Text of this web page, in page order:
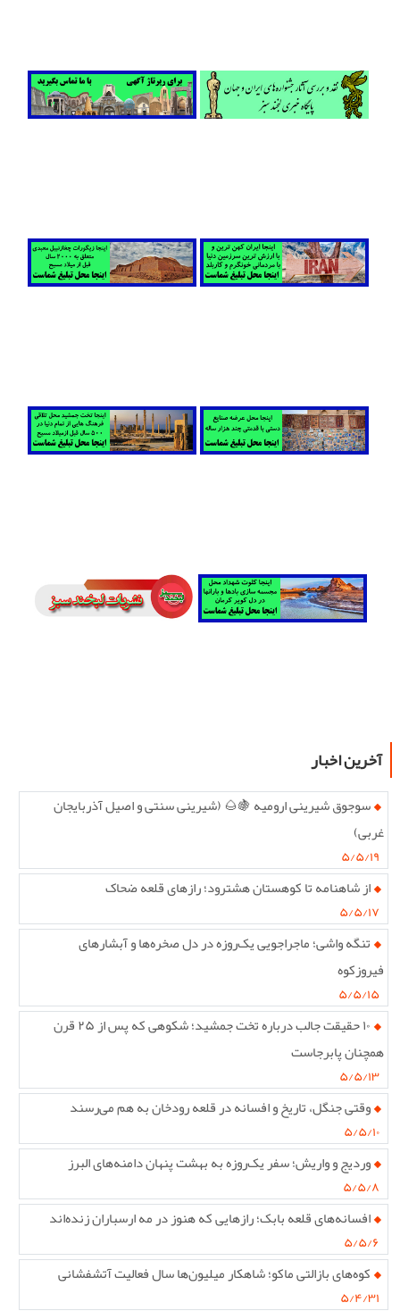
آخرین اخبار
سوجوق شیرینی ارومیه 🍇🌰 (شیرینی سنتی و اصیل آذربایجان
غربی)
۵/۵/۱۹
از شاهنامه تا کوهستان هشترود؛ رازهای قلعه ضحاک
۵/۵/۱۷
تنگه واشی؛ ماجراجویی یک‌روزه در دل صخره‌ها و آبشارهای
فیروزکوه
۵/۵/۱۵
۱۰ حقیقت جالب درباره تخت جمشید؛ شکوهی که پس از ۲۵ قرن
همچنان پابرجاست
۵/۵/۱۳
وقتی جنگل، تاریخ و افسانه در قلعه رودخان به هم می‌رسند
۵/۵/۱۰
وردیج و واریش؛ سفر یک‌روزه به بهشت پنهان دامنه‌های البرز
۵/۵/۸
افسانه‌های قلعه بابک؛ رازهایی که هنوز در مه ارسباران زنده‌اند
۵/۵/۶
کوه‌های بازالتی ماکو؛ شاهکار میلیون‌ها سال فعالیت آتشفشانی
۵/۴/۳۱